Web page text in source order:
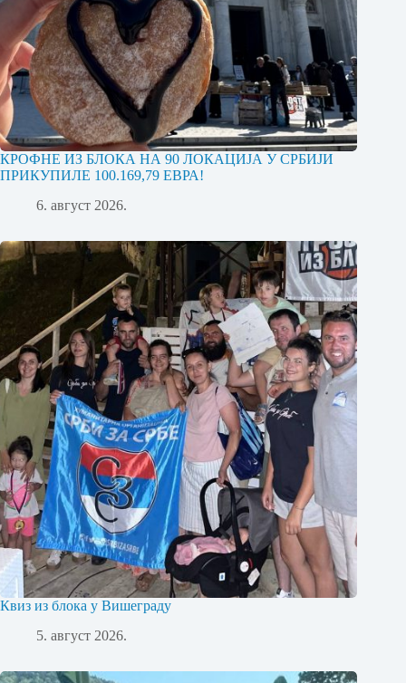
КРОФНЕ ИЗ БЛОКА НА 90 ЛОКАЦИЈА У СРБИЈИ
ПРИКУПИЛЕ 100.169,79 ЕВРА!
6. август 2026.
Квиз из блока у Вишеграду
5. август 2026.